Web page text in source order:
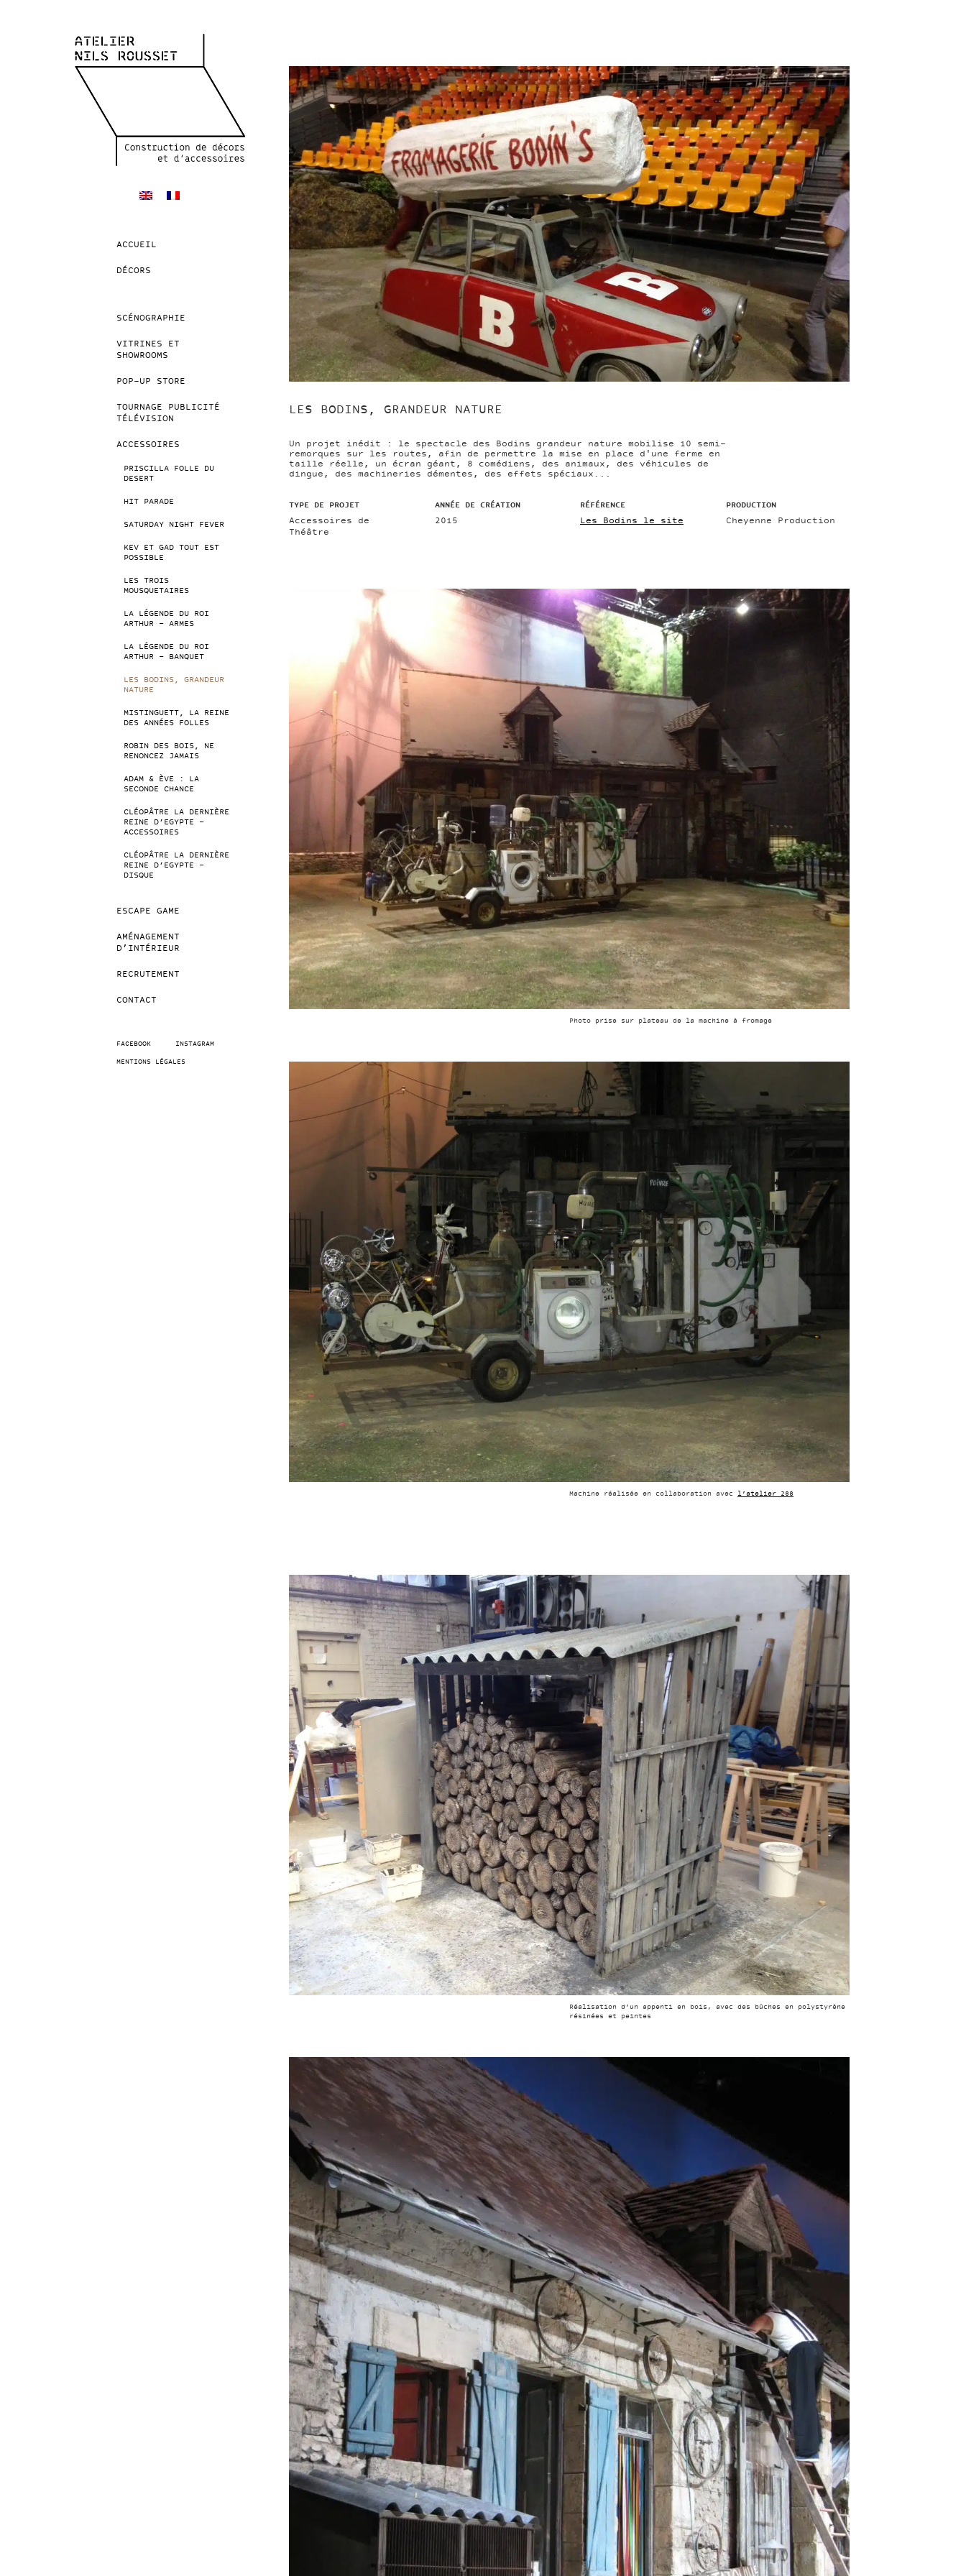
ACCUEIL
DÉCORS
SCÉNOGRAPHIE
VITRINES ET
SHOWROOMS
POP-UP STORE
TOURNAGE PUBLICITÉ
TÉLÉVISION
ACCESSOIRES
PRISCILLA FOLLE DU
DESERT
HIT PARADE
SATURDAY NIGHT FEVER
KEV ET GAD TOUT EST
POSSIBLE
LES TROIS
MOUSQUETAIRES
LA LÉGENDE DU ROI
ARTHUR – ARMES
LA LÉGENDE DU ROI
ARTHUR – BANQUET
LES BODINS, GRANDEUR
NATURE
MISTINGUETT, LA REINE
DES ANNÉES FOLLES
ROBIN DES BOIS, NE
RENONCEZ JAMAIS
ADAM & ÈVE : LA
SECONDE CHANCE
CLÉOPÂTRE LA DERNIÈRE
REINE D’EGYPTE –
ACCESSOIRES
CLÉOPÂTRE LA DERNIÈRE
REINE D’EGYPTE –
DISQUE
ESCAPE GAME
AMÉNAGEMENT
D’INTÉRIEUR
RECRUTEMENT
CONTACT
FACEBOOK
INSTAGRAM
MENTIONS LÉGALES
LES BODINS, GRANDEUR NATURE
Un projet inédit : le spectacle des Bodins grandeur nature mobilise 10 semi-
remorques sur les routes, afin de permettre la mise en place d'une ferme en
taille réelle, un écran géant, 8 comédiens, des animaux, des véhicules de
dingue, des machineries démentes, des effets spéciaux...
TYPE DE PROJET
Accessoires de
Théâtre
ANNÉE DE CRÉATION
2015
RÉFÉRENCE
Les Bodins le site
PRODUCTION
Cheyenne Production
Photo prise sur plateau de la machine à fromage
Machine réalisée en collaboration avec l’atelier 288
Réalisation d’un appenti en bois, avec des bûches en polystyrène
résinées et peintes